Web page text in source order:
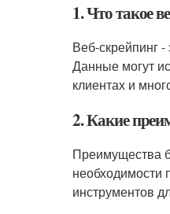
1. Что такое
Веб-скрейпинг
Данные могут
клиентах и
2. Какие
Преимущества
необходимости
инструментов